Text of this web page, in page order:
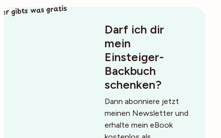
Darf ich dir
mein
Einsteiger-
Backbuch
schenken?
Dann abonniere jetzt
meinen Newsletter und
erhalte mein eBook
gibts was gratis